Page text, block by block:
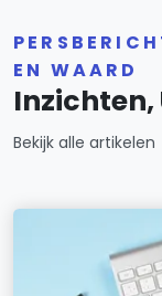
EN WAARD
Inzichten,
Bekijk alle artikelen